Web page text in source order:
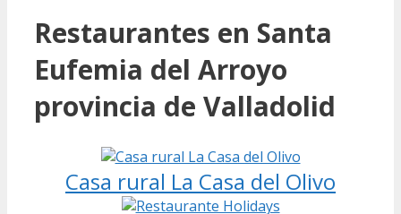
Restaurantes en Santa
Eufemia del Arroyo
provincia de Valladolid
Casa rural La Casa del Olivo